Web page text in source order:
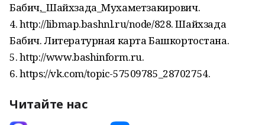
Бабич,_Шайхзада_Мухаметзакирович.
4. http://libmap.bashnl.ru/node/828. Шайхзада
Бабич. Литературная карта Башкортостана.
5. http://www.bashinform.ru.
6. https://vk.com/topic-57509785_28702754.
Читайте нас